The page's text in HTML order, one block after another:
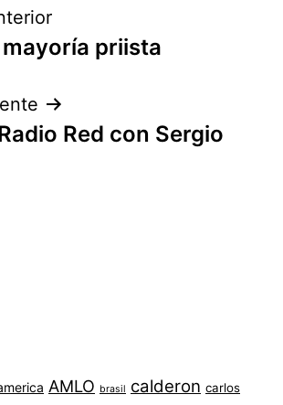
priista
Red con Sergio
AMLO brasil calderon carlos